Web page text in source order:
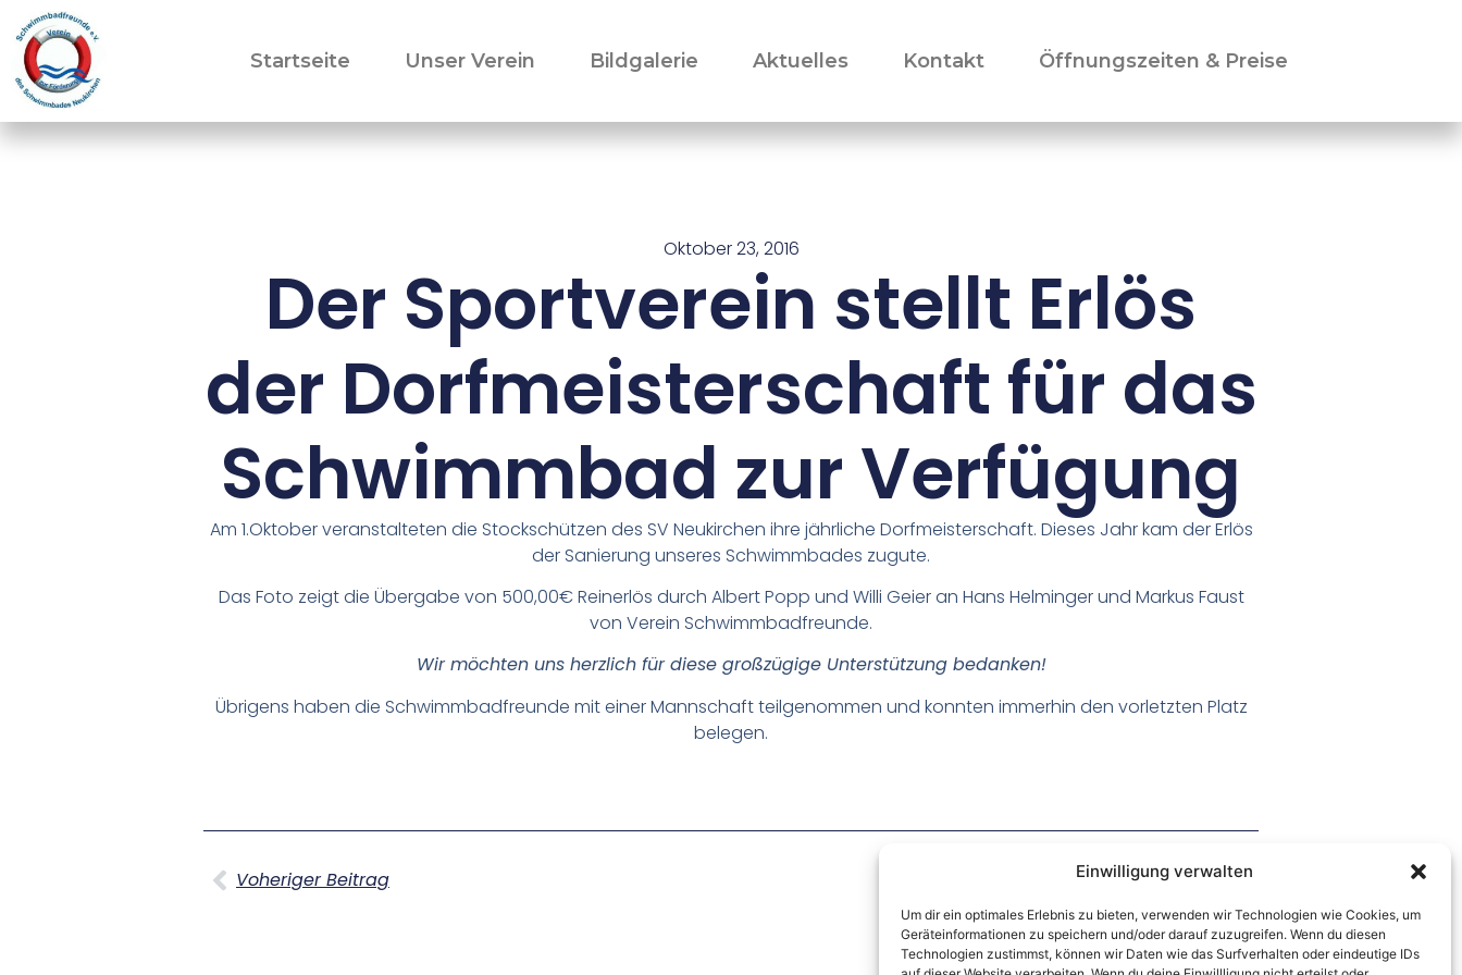
Einwilligung verwalten
Um dir ein optimales Erlebnis zu bieten, verwenden wir Technologien wie Cookies, um
Geräteinformationen zu speichern und/oder darauf zuzugreifen. Wenn du diesen
Technologien zustimmst, können wir Daten wie das Surfverhalten oder eindeutige IDs
Startseite Unser Verein Bildgalerie Aktuelles Kontakt Öffnungszeiten & Preise
Oktober 23, 2016
Der Sportverein stellt Erlös
der Dorfmeisterschaft für das
Schwimmbad zur Verfügung
Am 1.Oktober veranstalteten die Stockschützen des SV Neukirchen ihre jährliche Dorfmeisterschaft. Dieses Jahr kam der Erlös
der Sanierung unseres Schwimmbades zugute.
Das Foto zeigt die Übergabe von 500,00€ Reinerlös durch Albert Popp und Willi Geier an Hans Helminger und Markus Faust
von Verein Schwimmbadfreunde.
Wir möchten uns herzlich für diese großzügige Unterstützung bedanken!
Übrigens haben die Schwimmbadfreunde mit einer Mannschaft teilgenommen und konnten immerhin den vorletzten Platz
belegen.
Voheriger Beitrag Nächster Beitrag